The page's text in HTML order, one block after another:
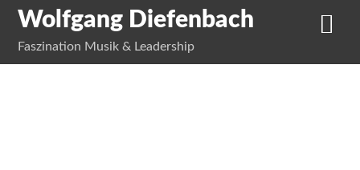
Wolfgang Diefenbach
Faszination Musik & Leadership